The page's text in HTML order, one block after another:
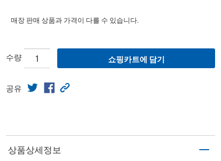
매장 판매 상품과 가격이 다를 수 있습니다.
수량 쇼핑카트에 담기
공유
상품상세정보